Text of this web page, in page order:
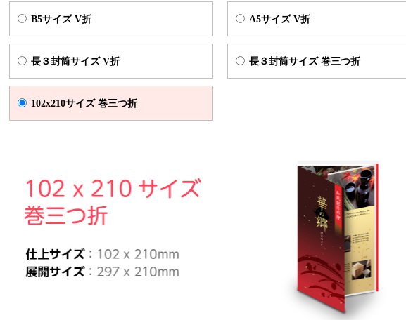
A4サイズ V折 仕上がりサイズ（W213×H297mm) 展開サイズ（W420×H297mm)
A4サイズ巻三つ折 仕上がりサイズ（W210×H297mm) 展開サイズ（W622×H297mm)
B5サイズ V折 A5サイズ V折
長３封筒サイズ V折 長３封筒サイズ 巻三つ折
102x210サイズ 巻三つ折